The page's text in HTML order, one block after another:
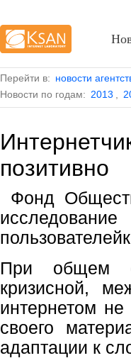
Перейти в: новости
Новости по годам: 2013
позитивно
Фонд
При общем
кризисной,
интернетом
своего
адаптации к